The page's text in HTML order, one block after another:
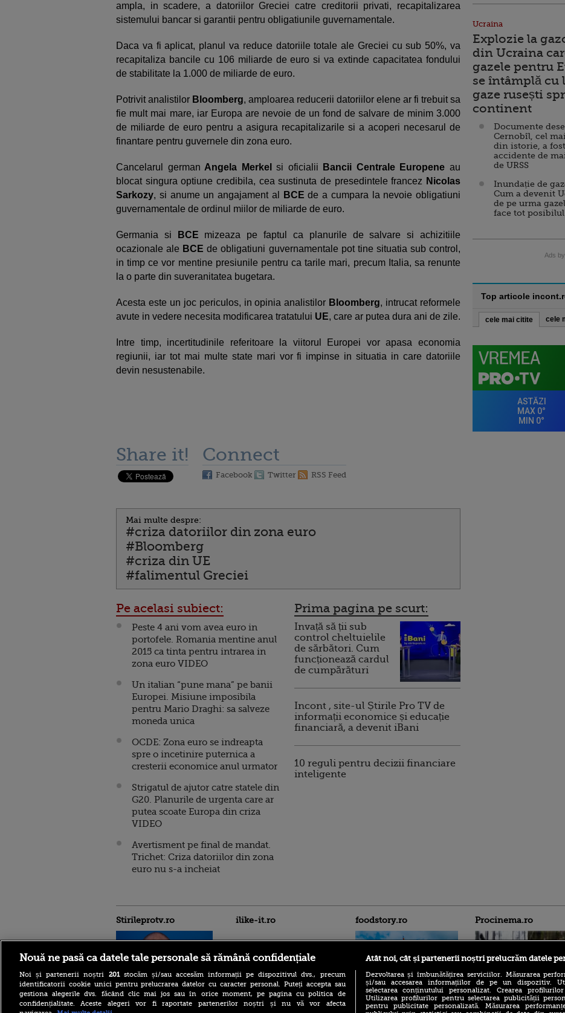
ampla, in scadere, a datoriilor Greciei catre creditorii privati, recapitalizarea
sistemului bancar si garantii pentru obligatiunile guvernamentale.
Daca va fi aplicat, planul va reduce datoriile totale ale Greciei cu sub 50%, va
recapitaliza bancile cu 106 miliarde de euro si va extinde capacitatea fondului
de stabilitate la 1.000 de miliarde de euro.
Potrivit analistilor Bloomberg, amploarea reducerii datoriilor elene ar fi trebuit sa
fie mult mai mare, iar Europa are nevoie de un fond de salvare de minim 3.000
de miliarde de euro pentru a asigura recapitalizarile si a acoperi necesarul de
finantare pentru guvernele din zona euro.
Cancelarul german Angela Merkel si oficialii Bancii Centrale Europene au
blocat singura optiune credibila, cea sustinuta de presedintele francez Nicolas
Sarkozy, si anume un angajament al BCEde a cumpara la nevoie obligatiuni
guvernamentale de ordinul miilor de miliarde de euro.
Germania si BCE mizeaza pe faptul ca planurile de salvare si achizitiile
ocazionale ale BCE de obligatiuni guvernamentale pot tine situatia sub control,
in timp ce vor mentine presiunile pentru ca tarile mari, precum Italia, sa renunte
la o parte din suveranitatea bugetara.
Acesta este un joc periculos, in opinia analistilor Bloomberg, intrucat reformele
avute in vedere necesita modificarea tratatului UE, care ar putea dura ani de zile.
Intre timp, incertitudinile referitoare la viitorul Europei vor apasa economia
regiunii, iar tot mai multe state mari vor fi impinse in situatia in care datoriile
devin nesustenabile.
Share it! Connect
Facebook Twitter RSS Feed
Mai multe despre:
#criza datoriilor din zona euro
#Bloomberg
#criza din UE
#falimentul Greciei
Pe acelasi subiect:
Peste 4 ani vom avea euro in
portofele. Romania mentine anul
2015 ca tinta pentru intrarea in
zona euro VIDEO
Un italian “pune mana” pe banii
Europei. Misiune imposibila
pentru Mario Draghi: sa salveze
moneda unica
OCDE: Zona euro se indreapta
spre o incetinire puternica a
cresterii economice anul urmator
Strigatul de ajutor catre statele din
G20. Planurile de urgenta care ar
putea scoate Europa din criza
VIDEO
Avertisment pe final de mandat.
Trichet: Criza datoriilor din zona
euro nu s-a incheiat
Prima pagina pe scurt:
Invață să ții sub
control cheltuielile
de sărbători. Cum
funcționează cardul
de cumpărături
Incont , site-ul Știrile Pro TV de
informații economice și educație
financiară, a devenit iBani
10 reguli pentru decizii financiare
inteligente
Ucraina
Explozie la
din Ucraina
gazele pentru
se întâmplă cu
gaze rusești
continent
Documente
Cernobîl, cel
din istorie, a
accidente de
de URSS
Inundație de
Cum a devenit
de pe urma
face tot
Ads
Top articole
cele mai citite cele
Stirileprotv.ro
Alertă în Bulgaria: dronă
ilike-it.ro foodstory.ro
(P) Descoperă Lumea
Procinema.ro
Nouă ne pasă ca datele tale personale să rămână confidențiale
Noi și partenerii noștri 201stocăm și/sau accesăm informații pe dispozitivul dvs., precum
identificatorii cookie unici pentru prelucrarea datelor cu caracter personal. Puteți accepta sau
gestiona alegerile dvs. făcând clic mai jos sau în orice moment, pe pagina cu politica de
confidențialitate. Aceste alegeri vor fi raportate partenerilor noștri și nu vă vor afecta
Atât noi, cât și partenerii noștri prelucrăm datele
Dezvoltarea și îmbunătățirea serviciilor. Măsurarea
și/sau accesarea informațiilor de pe un dispozitiv.
selectarea conținutului personalizat. Crearea
Utilizarea profilurilor pentru selectarea publicității
pentru publicitate personalizată. Măsurarea